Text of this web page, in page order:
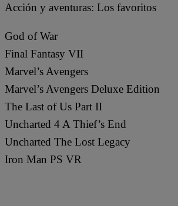
Acción y aventuras: Los favoritos
God of War
Final Fantasy VII
Marvel’s Avengers
Marvel’s Avengers Deluxe Edition
The Last of Us Part II
Uncharted 4 A Thief’s End
Uncharted The Lost Legacy
Iron Man PS VR